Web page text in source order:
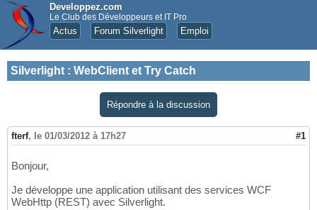
Developpez.com
Le Club des Développeurs et IT Pro
Actus Forum Silverlight Emploi
Silverlight : WebClient et Try Catch
Répondre à la discussion
fterf, le 01/03/2012 à 17h27 #1
Bonjour,
Je développe une application utilisant des services WCF
WebHttp (REST) avec Silverlight.